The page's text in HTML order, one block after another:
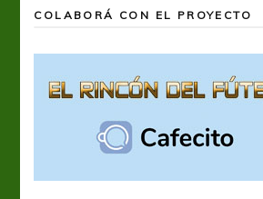
COLABORÁ CON EL PROYECTO